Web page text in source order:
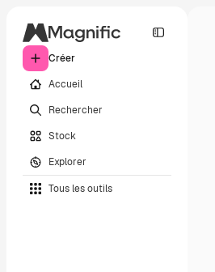
Créer
Accueil
Rechercher
Stock
Explorer
Tous les outils